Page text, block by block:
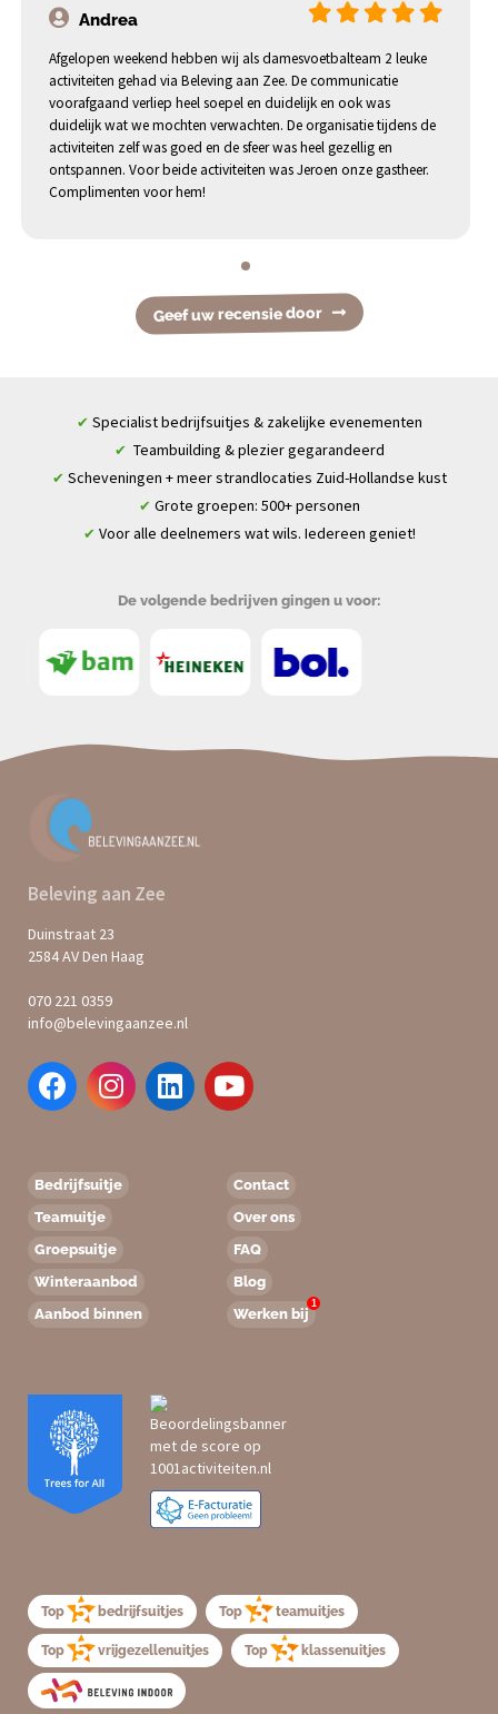
Andrea
Afgelopen weekend hebben wij als damesvoetbalteam 2 leuke
activiteiten gehad via Beleving aan Zee. De communicatie
voorafgaand verliep heel soepel en duidelijk en ook was
duidelijk wat we mochten verwachten. De organisatie tijdens de
activiteiten zelf was goed en de sfeer was heel gezellig en
ontspannen. Voor beide activiteiten was Jeroen onze gastheer.
Complimenten voor hem!
Geef uw recensie door
✔ Specialist bedrijfsuitjes & zakelijke evenementen
✔ Teambuilding & plezier gegarandeerd
✔ Scheveningen + meer strandlocaties Zuid-Hollandse kust
✔ Grote groepen: 500+ personen
✔ Voor alle deelnemers wat wils. Iedereen geniet!
De volgende bedrijven gingen u voor:
Beleving aan Zee
Duinstraat 23
2584 AV Den Haag
070 221 0359
info@belevingaanzee.nl
Bedrijfsuitje
Teamuitje
Groepsuitje
Winteraanbod
Aanbod binnen
Contact
Over ons
FAQ
Blog
Werken bij
1
Top bedrijfsuitjes Top teamuitjes
Top vrijgezellenuitjes Top klassenuitjes